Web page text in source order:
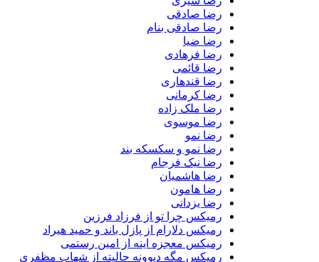
رضا صادقی
رضا صادقی بنام
رضا ضیا
رضا فرهادی
رضا قائمی
رضا قندهاری
رضا کرمانی
رضا ملک زاده
رضا موسوی
رضا نمو
رضا نمو و سکسکه بند
رضا نیک فرجام
رضا هاشمیان
رضا هامون
رضا یزدانی
رمیکس چرا تو از فرزاد فرزین
رمیکس دلارام از پازل باند و حمید هیراد
رمیکس معجزه اینه از امین رستمی
رمیکس مگه دیوونه حالیته از شهاب مظفری